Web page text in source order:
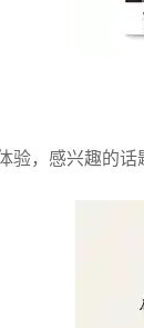
验，感兴趣的话